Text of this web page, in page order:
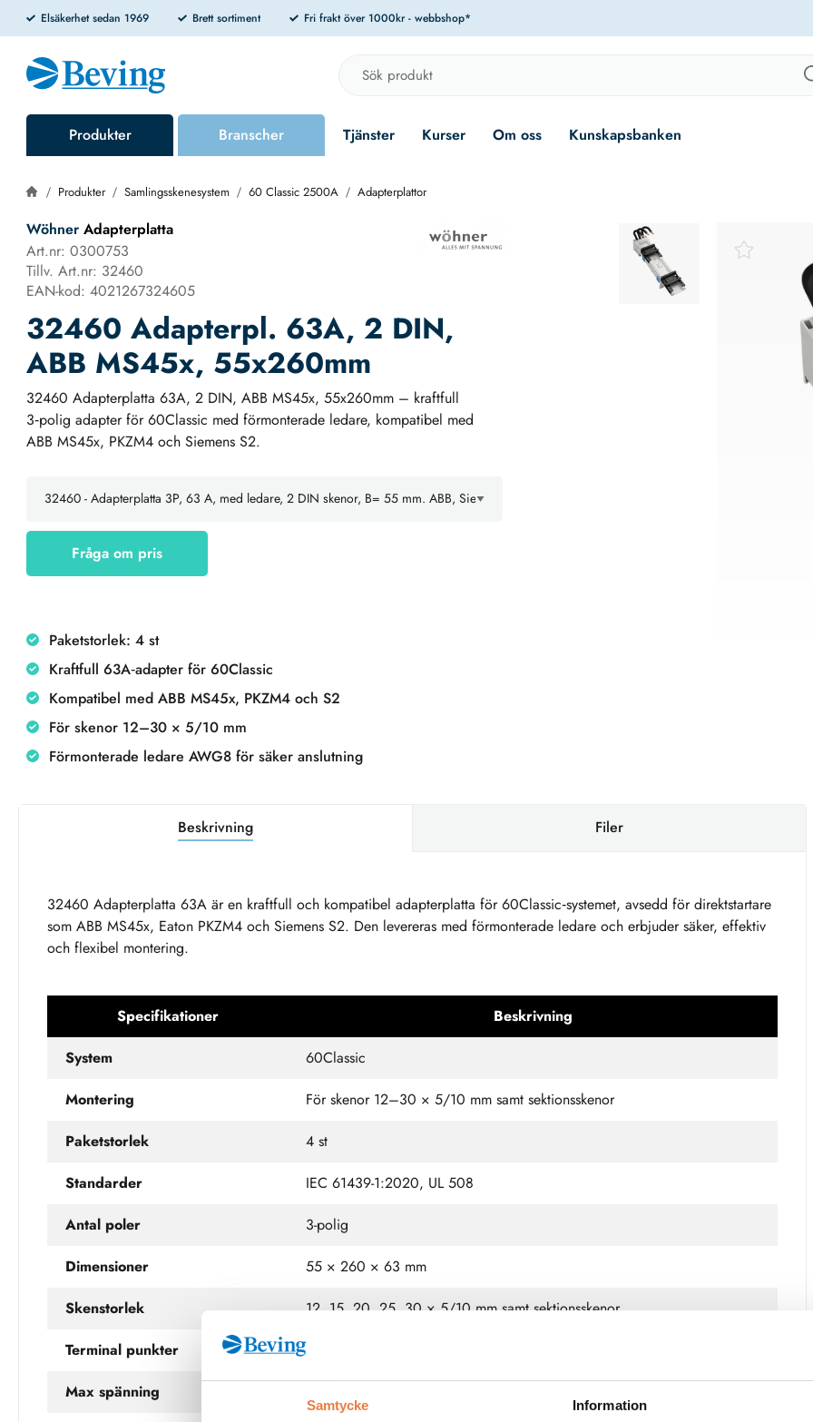
Samtycke Information
Elsäkerhet sedan 1969 Brett sortiment Fri frakt över 1000kr - webbshop*
Produkter Branscher Tjänster Kurser Om oss Kunskapsbanken
Produkter Samlingsskenesystem 60 Classic 2500A Adapterplattor
Wöhner Adapterplatta
Art.nr: 0300753
Tillv. Art.nr: 32460
EAN-kod: 4021267324605
32460 Adapterpl. 63A, 2 DIN,
ABB MS45x, 55x260mm
32460 Adapterplatta 63A, 2 DIN, ABB MS45x, 55x260mm – kraftfull
3‑polig adapter för 60Classic med förmonterade ledare, kompatibel med
ABB MS45x, PKZM4 och Siemens S2.
Fråga om pris
Paketstorlek: 4 st
Kraftfull 63A‑adapter för 60Classic
Kompatibel med ABB MS45x, PKZM4 och S2
För skenor 12–30 × 5/10 mm
Förmonterade ledare AWG8 för säker anslutning
Beskrivning Filer
32460 Adapterplatta 63A är en kraftfull och kompatibel adapterplatta för 60Classic‑systemet, avsedd för direktstartare
som ABB MS45x, Eaton PKZM4 och Siemens S2. Den levereras med förmonterade ledare och erbjuder säker, effektiv
och flexibel montering.
Specifikationer
Beskrivning
System
60Classic
Montering
För skenor 12–30 × 5/10 mm samt sektionsskenor
Paketstorlek
4 st
Standarder
IEC 61439-1:2020, UL 508
Antal poler
3-polig
Dimensioner
55 × 260 × 63 mm
Skenstorlek
12, 15, 20, 25, 30 × 5/10 mm samt sektionsskenor
Terminal punkter
Max spänning